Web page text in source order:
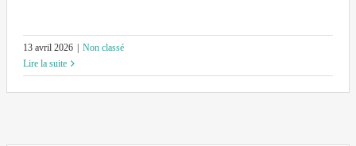
13 avril 2026
Non classé
Lire la suite